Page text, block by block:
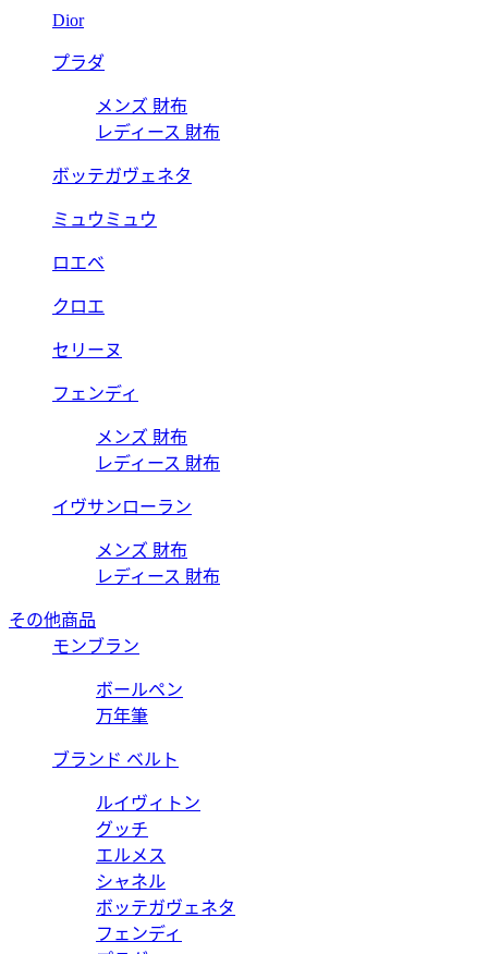
Dior
プラダ
メンズ 財布
レディース 財布
ボッテガヴェネタ
ミュウミュウ
ロエベ
クロエ
セリーヌ
フェンディ
メンズ 財布
レディース 財布
イヴサンローラン
メンズ 財布
レディース 財布
その他商品
モンブラン
ボールペン
万年筆
ブランド ベルト
ルイヴィトン
グッチ
エルメス
シャネル
ボッテガヴェネタ
フェンディ